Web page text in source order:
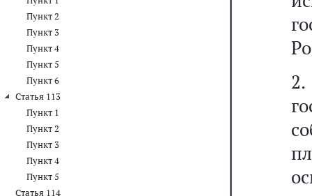
Пункт 2
Пункт 3
Пункт 4
Пункт 5
Пункт 6
Статья 113
Пункт 1
Пункт 2
Пункт 3
Пункт 4
Пункт 5
Статья 114